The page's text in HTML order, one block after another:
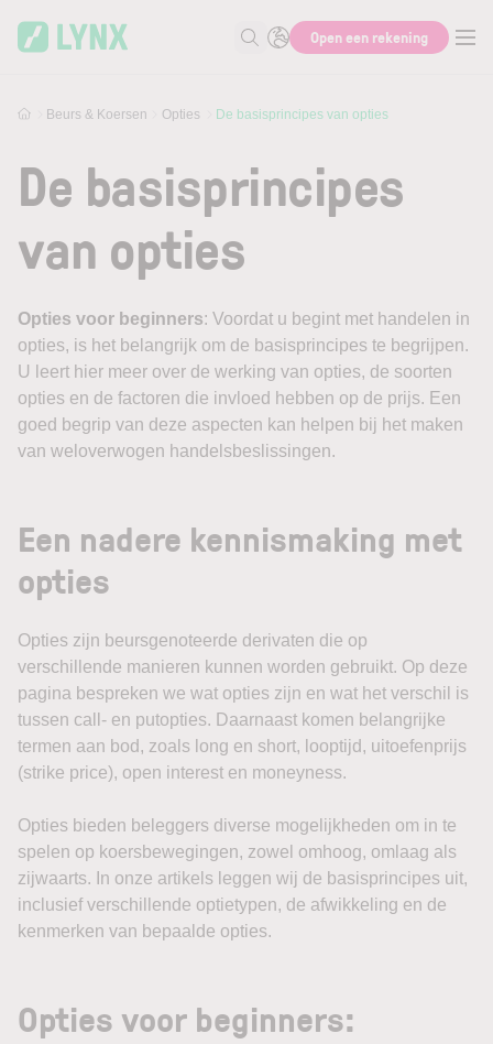
Zoek naar informatie
Open een rekening
Beurs & Koersen Opties De basisprincipes van opties
De basisprincipes
van opties
Opties voor beginners: Voordat u begint met handelen in
opties, is het belangrijk om de basisprincipes te begrijpen.
U leert hier meer over de werking van opties, de soorten
opties en de factoren die invloed hebben op de prijs. Een
goed begrip van deze aspecten kan helpen bij het maken
van weloverwogen handelsbeslissingen.
Een nadere kennismaking met
opties
Opties zijn beursgenoteerde derivaten die op
verschillende manieren kunnen worden gebruikt. Op deze
pagina bespreken we wat opties zijn en wat het verschil is
tussen call- en putopties. Daarnaast komen belangrijke
termen aan bod, zoals long en short, looptijd, uitoefenprijs
(strike price), open interest en moneyness.
Opties bieden beleggers diverse mogelijkheden om in te
spelen op koersbewegingen, zowel omhoog, omlaag als
zijwaarts. In onze artikels leggen wij de basisprincipes uit,
inclusief verschillende optietypen, de afwikkeling en de
kenmerken van bepaalde opties.
Opties voor beginners: